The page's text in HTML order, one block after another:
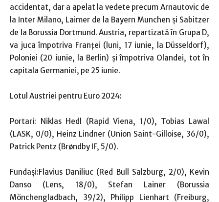
accidentat, dar a apelat la vedete precum Arnautovic de
la Inter Milano, Laimer de la Bayern Munchen şi Sabitzer
de la Borussia Dortmund. Austria, repartizată în Grupa D,
va juca împotriva Franţei (luni, 17 iunie, la Düsseldorf),
Poloniei (20 iunie, la Berlin) şi împotriva Olandei, tot în
capitala Germaniei, pe 25 iunie.
Lotul Austriei pentru Euro 2024:
Portari: Niklas Hedl (Rapid Viena, 1/0), Tobias Lawal
(LASK, 0/0), Heinz Lindner (Union Saint-Gilloise, 36/0),
Patrick Pentz (Brøndby IF, 5/0).
Fundaşi:Flavius Daniliuc (Red Bull Salzburg, 2/0), Kevin
Danso (Lens, 18/0), Stefan Lainer (Borussia
Mönchengladbach, 39/2), Philipp Lienhart (Freiburg,